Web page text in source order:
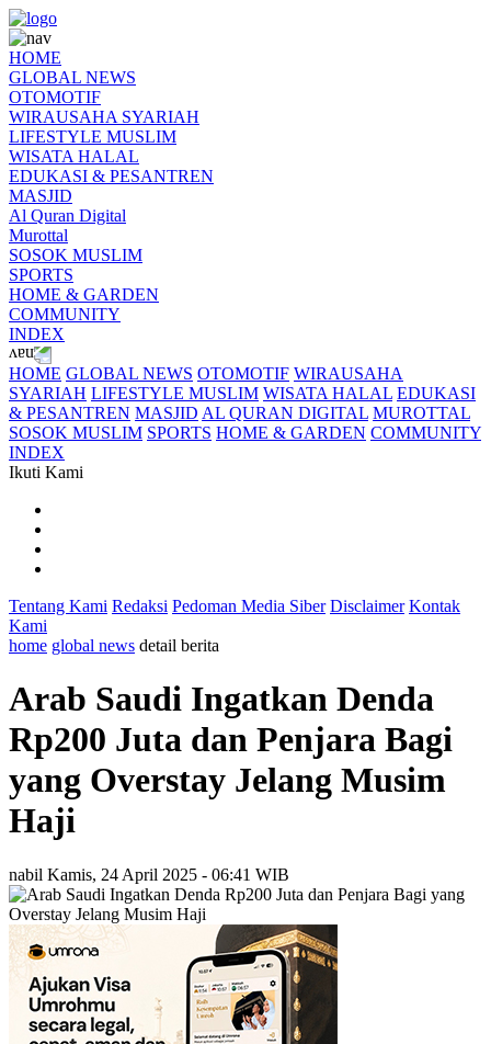
HOME
GLOBAL NEWS
OTOMOTIF
WIRAUSAHA SYARIAH
LIFESTYLE MUSLIM
WISATA HALAL
EDUKASI & PESANTREN
MASJID
Al Quran Digital
Murottal
SOSOK MUSLIM
SPORTS
HOME & GARDEN
COMMUNITY
INDEX
HOME GLOBAL NEWS OTOMOTIF WIRAUSAHA
SYARIAH LIFESTYLE MUSLIM WISATA HALAL EDUKASI
& PESANTREN MASJID AL QURAN DIGITAL MUROTTAL
SOSOK MUSLIM SPORTS HOME & GARDEN COMMUNITY
INDEX
Ikuti Kami
Tentang Kami Redaksi Pedoman Media Siber Disclaimer Kontak
Kami
home global news detail berita
Arab Saudi Ingatkan Denda
Rp200 Juta dan Penjara Bagi
yang Overstay Jelang Musim
Haji
nabil Kamis, 24 April 2025 - 06:41 WIB